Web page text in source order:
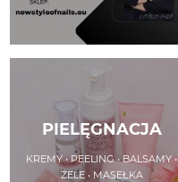
PIELĘGNACJA
KREMY • PEELING • BALSAMY •
ŻELE • MASEŁKA